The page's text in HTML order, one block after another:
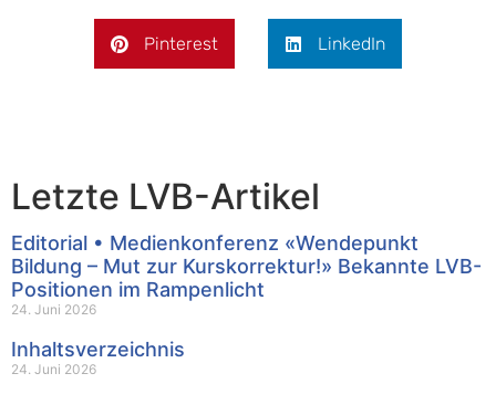
Pinterest LinkedIn
Letzte LVB-Artikel
Editorial • Medienkonferenz «Wendepunkt
Bildung – Mut zur Kurskorrektur!» Bekannte LVB-
Positionen im Rampenlicht
24. Juni 2026
Inhaltsverzeichnis
24. Juni 2026